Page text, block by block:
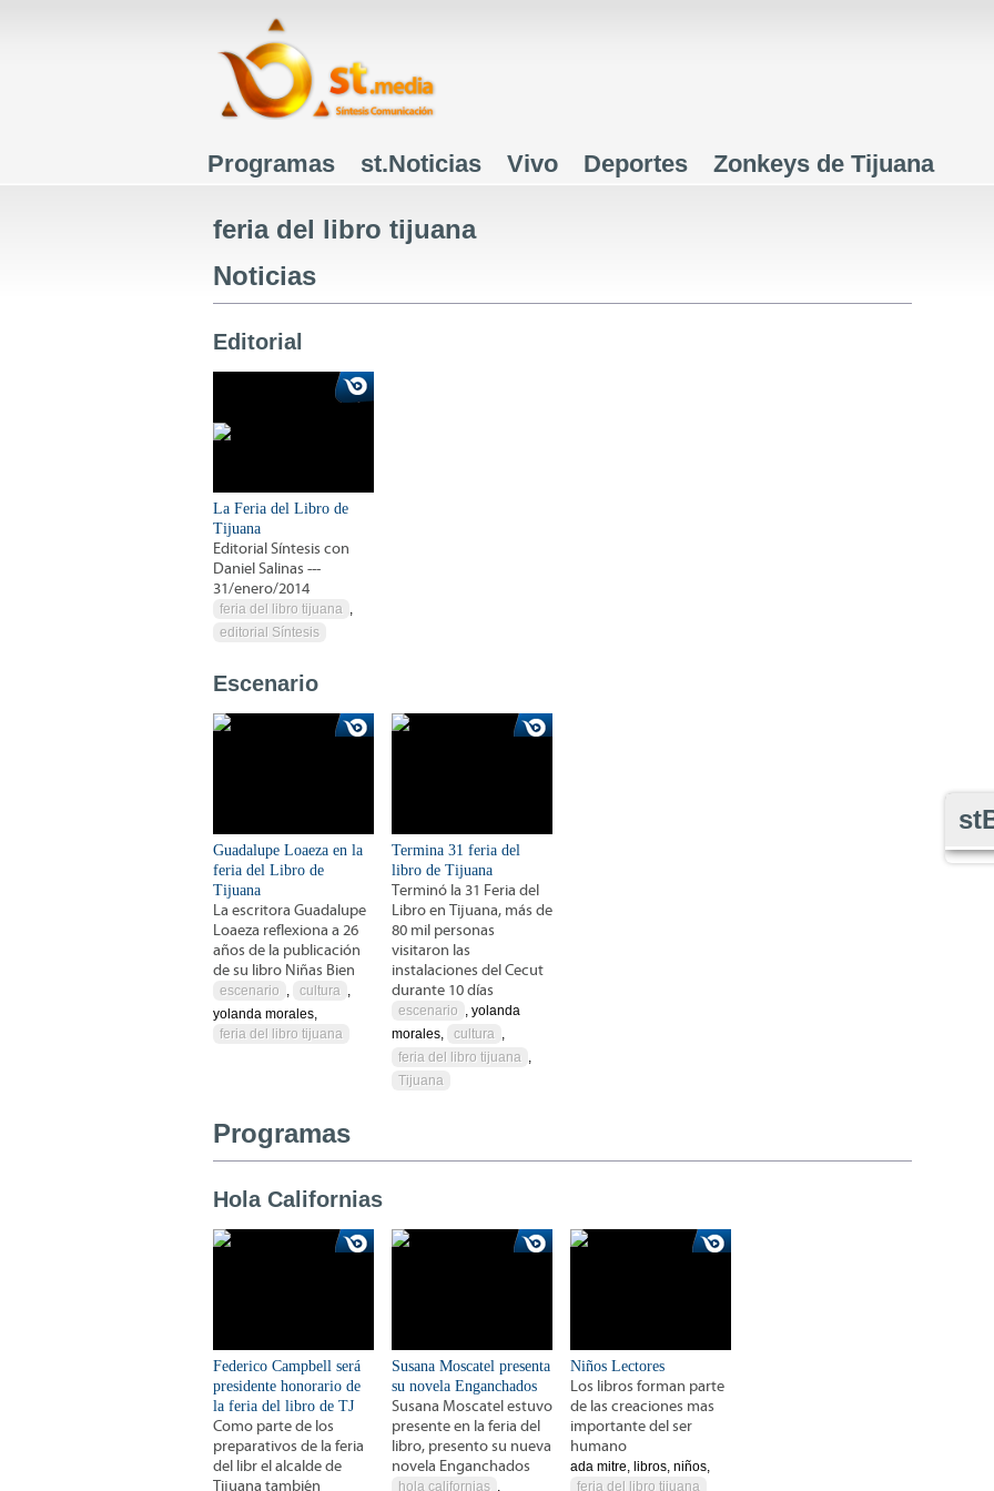
Menú principal
Programas st.Noticias Vivo Deportes Zonkeys de Tijuana
feria del libro tijuana
Noticias
Editorial
La Feria del Libro de
Tijuana
Editorial Síntesis con
Daniel Salinas ---
31/enero/2014
feria del libro tijuana ,
editorial Síntesis
Escenario
Guadalupe Loaeza en la
feria del Libro de
Tijuana
La escritora Guadalupe
Loaeza reflexiona a 26
años de la publicación
de su libro Niñas Bien
escenario , cultura ,
yolanda morales,
feria del libro tijuana
Termina 31 feria del
libro de Tijuana
Terminó la 31 Feria del
Libro en Tijuana, más de
80 mil personas
visitaron las
instalaciones del Cecut
durante 10 días
escenario , yolanda
morales,
cultura ,
feria del libro tijuana ,
Tijuana
Programas
Hola Californias
Federico Campbell será
presidente honorario de
la feria del libro de TJ
Como parte de los
preparativos de la feria
del libr el alcalde de
Tijuana también
Susana Moscatel presenta
su novela Enganchados
Susana Moscatel estuvo
presente en la feria del
libro, presento su nueva
novela Enganchados
hola californias ,
Niños Lectores
Los libros forman parte
de las creaciones mas
importante del ser
humano
ada mitre, libros, niños,
feria del libro tijuana